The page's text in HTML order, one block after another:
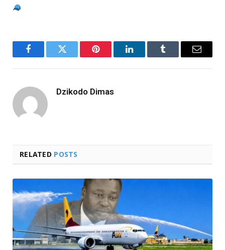
FacebookTwitter Pinterest LinkedInTumblr Email
Dzikodo Dimas
RELATED POSTS